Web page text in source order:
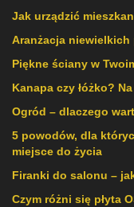
Jak urządzić
Aranżacja niewielkich
Piękne ściany w
Kanapa czy łóżko?
Ogród – dlaczego
5 powodów, dla
miejsce do życia
Firanki do salonu –
Czym różni się płyta